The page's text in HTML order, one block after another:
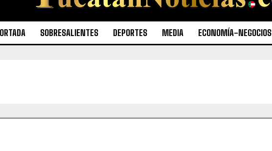
SOBRESALIENTES DEPORTES MEDIA ECONOMÍA-NEGOCIOS